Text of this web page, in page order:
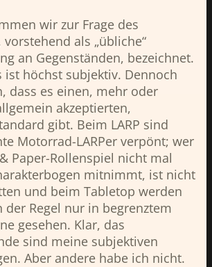
wir zur Frage des
vorstehend als „übliche“
an Gegenständen, bezeichnet.
ist höchst subjektiv. Dennoch
dass es einen, mehr oder
akzeptierten,
gibt. Beim LARP sind
Motorrad-LARPer verpönt; wer
Paper-Rollenspiel nicht mal
mitnimmt, ist nicht
und beim Tabletop werden
der Regel nur in begrenztem
gesehen. Klar, das
sind meine subjektiven
Aber andere habe ich nicht.